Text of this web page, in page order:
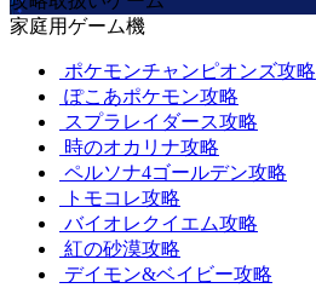
家庭用ゲーム機
ポケモンチャンピオンズ攻略
ぽこあポケモン攻略
スプラレイダース攻略
時のオカリナ攻略
ペルソナ4ゴールデン攻略
トモコレ攻略
バイオレクイエム攻略
紅の砂漠攻略
デイモン&ベイビー攻略